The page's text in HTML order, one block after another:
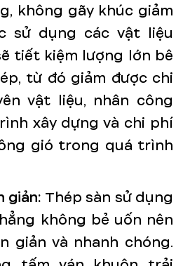
không gãy khúc giảm
sử dụng các vật liệu
tiết kiệm lượng lớn bê
từ đó giảm được chi
vật liệu, nhân công
xây dựng và chi phí
gió trong quá trình
giản: Thép sàn sử dụng
không bẻ uốn nên
giản và nhanh chóng.